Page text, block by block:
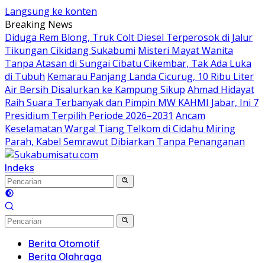
Langsung ke konten
Breaking News
Diduga Rem Blong, Truk Colt Diesel Terperosok di Jalur
Tikungan Cikidang Sukabumi Misteri Mayat Wanita
Tanpa Atasan di Sungai Cibatu Cikembar, Tak Ada Luka
di Tubuh Kemarau Panjang Landa Cicurug, 10 Ribu Liter
Air Bersih Disalurkan ke Kampung Sikup Ahmad Hidayat
Raih Suara Terbanyak dan Pimpin MW KAHMI Jabar, Ini 7
Presidium Terpilih Periode 2026–2031 Ancam
Keselamatan Warga! Tiang Telkom di Cidahu Miring
Parah, Kabel Semrawut Dibiarkan Tanpa Penanganan
Indeks
Berita Otomotif
Berita Olahraga